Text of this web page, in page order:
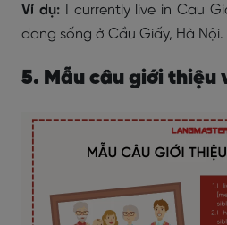
Ví dụ:
I currently live in Cau
đang sống ở Cầu Giấy, Hà Nội.
5. Mẫu câu giới thiệu